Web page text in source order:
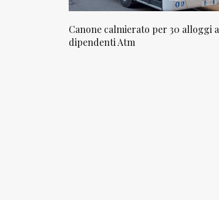
Canone calmierato per 30 alloggi a
dipendenti Atm